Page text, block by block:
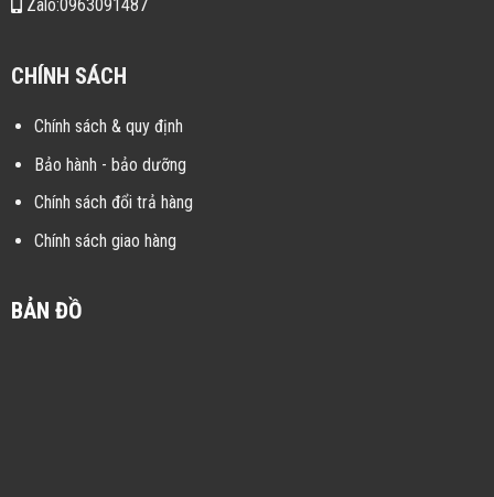
Zalo:0963091487
CHÍNH SÁCH
Chính sách & quy định
Bảo hành - bảo dưỡng
Chính sách đổi trả hàng
Chính sách giao hàng
BẢN ĐỒ